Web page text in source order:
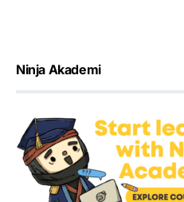
Ninja Akademi